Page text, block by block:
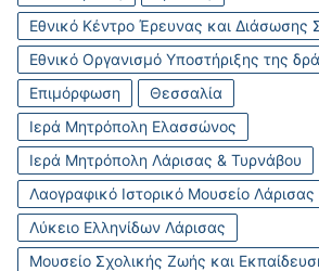
Εθνικό Κέντρο Έρευνας και Διάσωσης
Εθνικό Οργανισμό Υποστήριξης της
Επιμόρφωση
Θεσσαλία
Ιερά Μητρόπολη Ελασσώνος
Ιερά Μητρόπολη Λάρισας & Τυρνάβου
Λαογραφικό Ιστορικό Μουσείο Λάρισας
Λύκειο Ελληνίδων Λάρισας
Μουσείο Σχολικής Ζωής και